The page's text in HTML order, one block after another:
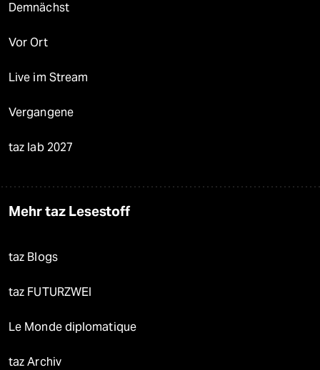
Demnächst
Vor Ort
Live im Stream
Vergangene
taz lab 2027
Mehr taz Lesestoff
taz Blogs
taz FUTURZWEI
Le Monde diplomatique
taz Archiv